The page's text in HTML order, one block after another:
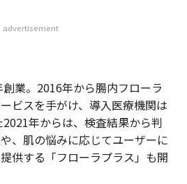
advertisement
業。2016年から腸内フローラ
ビスを手がけ、導入医療機関は
年からは、検査結果から判
、肌の悩みに応じてユーザーに
供する「フローラプラス」も開